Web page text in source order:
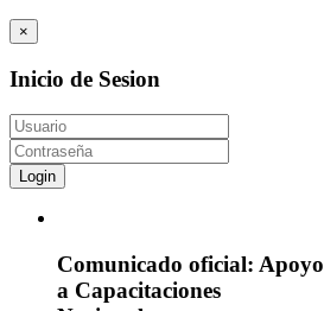
×
Inicio de Sesion
Login
Comunicado oficial: Apoyo
a Capacitaciones